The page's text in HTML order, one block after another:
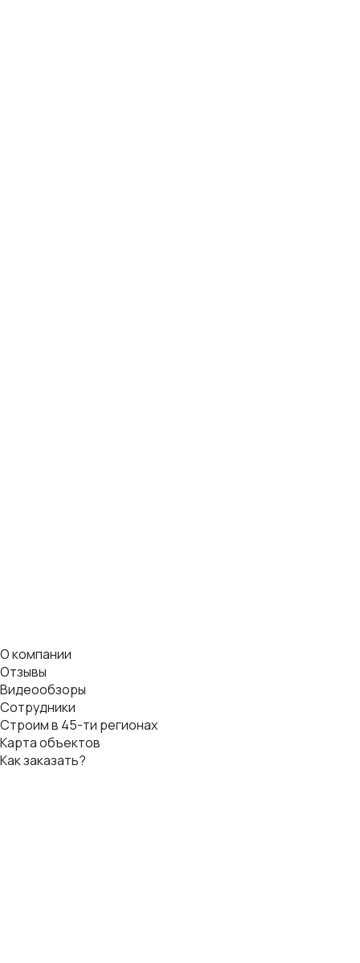
О компании
Отзывы
Видеообзоры
Сотрудники
Строим в 45-ти регионах
Карта объектов
Как заказать?